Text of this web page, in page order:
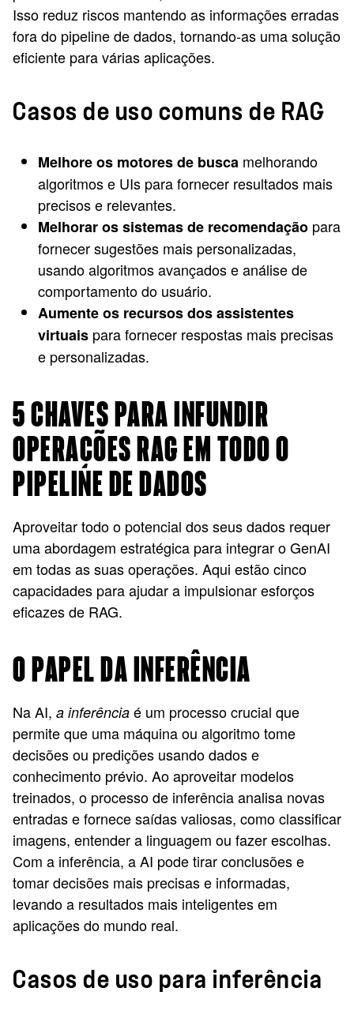
Isso reduz riscos mantendo as informações erradas
fora do pipeline de dados, tornando-as uma solução
eficiente para várias aplicações.
Casos de uso comuns de RAG
Melhore os motores de busca melhorando
algoritmos e UIs para fornecer resultados mais
precisos e relevantes.
Melhorar os sistemas de recomendação para
fornecer sugestões mais personalizadas,
usando algoritmos avançados e análise de
comportamento do usuário.
Aumente os recursos dos assistentes
virtuais para fornecer respostas mais precisas
e personalizadas.
5 CHAVES PARA INFUNDIR
OPERAÇÕES RAG EM TODO O
PIPELINE DE DADOS
Aproveitar todo o potencial dos seus dados requer
uma abordagem estratégica para integrar o GenAI
em todas as suas operações. Aqui estão cinco
capacidades para ajudar a impulsionar esforços
eficazes de RAG.
O PAPEL DA INFERÊNCIA
Na AI, a inferência é um processo crucial que
permite que uma máquina ou algoritmo tome
decisões ou predições usando dados e
conhecimento prévio. Ao aproveitar modelos
treinados, o processo de inferência analisa novas
entradas e fornece saídas valiosas, como classificar
imagens, entender a linguagem ou fazer escolhas.
Com a inferência, a AI pode tirar conclusões e
tomar decisões mais precisas e informadas,
levando a resultados mais inteligentes em
aplicações do mundo real.
Casos de uso para inferência